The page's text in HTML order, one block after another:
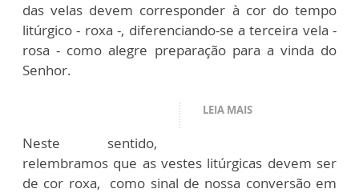
das velas devem corresponder à cor do tempo
litúrgico - roxa -, diferenciando-se a terceira vela -
rosa - como alegre preparação para a vinda do
Senhor.
LEIA MAIS
Neste sentido,
relembramos que as vestes litúrgicas devem ser
de cor roxa, como sinal de nossa conversão em